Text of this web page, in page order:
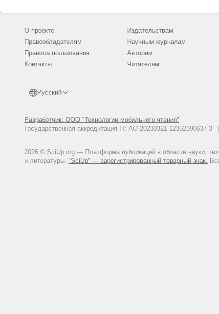
О проекте
Правообладателям
Правила пользования
Контакты
Русский
Разработчик: ООО "Технологии мобильного чтения"
Государственная аккредитация IT: АО-20230321-
2026 © SciUp.org — Платформа публикаций в области науки,
и литературы. "SciUp" — зарегистрированный товарный знак.
Издательствам
Научным журналам
Авторам
Читателям